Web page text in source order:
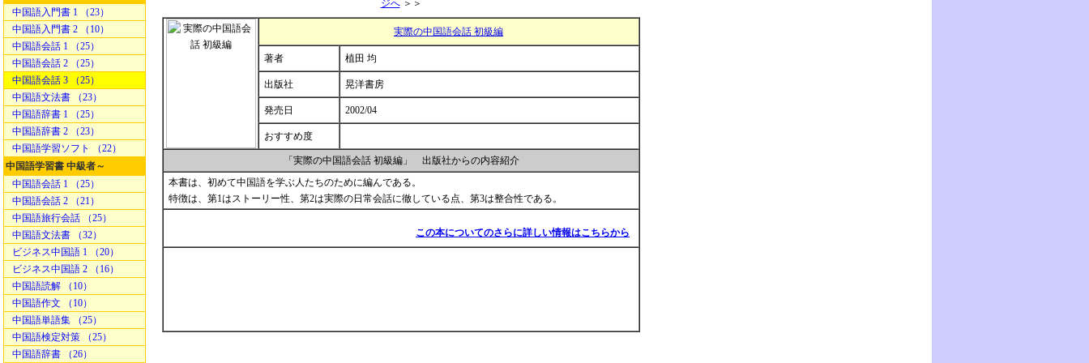
中国語入門書 1 （23）
中国語入門書 2 （10）
中国語会話 1 （25）
中国語会話 2 （25）
中国語会話 3 （25）
中国語文法書 （23）
中国語辞書 1 （25）
中国語辞書 2 （23）
中国語学習ソフト （22）
中国語学習書 中級者～
中国語会話 1 （25）
中国語会話 2 （21）
中国語旅行会話 （25）
中国語文法書 （32）
ビジネス中国語 1 （20）
ビジネス中国語 2 （16）
中国語読解 （10）
中国語作文 （10）
中国語単語集 （25）
中国語検定対策 （25）
中国語辞書 （26）
ジへ＞＞
実際の中国語会話 初級編
著者 植田 均
出版社 晃洋書房
発売日 2002/04
おすすめ度
「実際の中国語会話 初級編」 出版社からの内容紹介
本書は、初めて中国語を学ぶ人たちのために編んである。
特徴は、第1はストーリー性、第2は実際の日常会話に徹している点、第3は整合性である。
この本についてのさらに詳しい情報はこちらから